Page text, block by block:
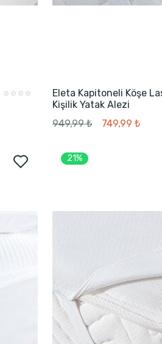
Eleta Kapitoneli Köşe
Kişilik Yatak Alezi
949,99 ₺
749,99 ₺
21%